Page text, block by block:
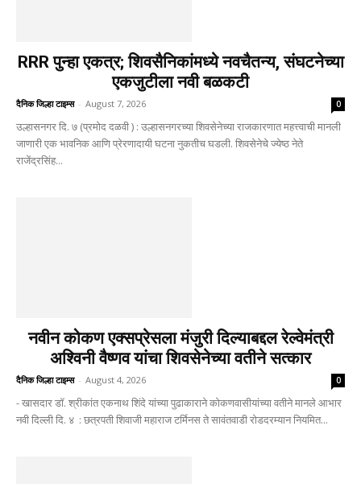
RRR पुन्हा एकत्र; शिवसैनिकांमध्ये नवचैतन्य, संघटनेच्या
एकजुटीला नवी बळकटी
दैनिक जिल्हा टाइम्स - August 7, 2026 0
उल्हासनगर दि. ७ (प्रमोद दळवी ) : उल्हासनगरच्या शिवसेनेच्या राजकारणात महत्त्वाची मानली
जाणारी एक भावनिक आणि प्रेरणादायी घटना नुकतीच घडली. शिवसेनेचे ज्येष्ठ नेते
राजेंद्रसिंह...
नवीन कोकण एक्सप्रेसला मंजुरी दिल्याबद्दल रेल्वेमंत्री
अश्विनी वैष्णव यांचा शिवसेनेच्या वतीने सत्कार
दैनिक जिल्हा टाइम्स - August 4, 2026 0
- खासदार डॉ. श्रीकांत एकनाथ शिंदे यांच्या पुढाकाराने कोकणवासीयांच्या वतीने मानले आभार
नवी दिल्ली दि. ४ : छत्रपती शिवाजी महाराज टर्मिनस ते सावंतवाडी रोडदरम्यान नियमित...